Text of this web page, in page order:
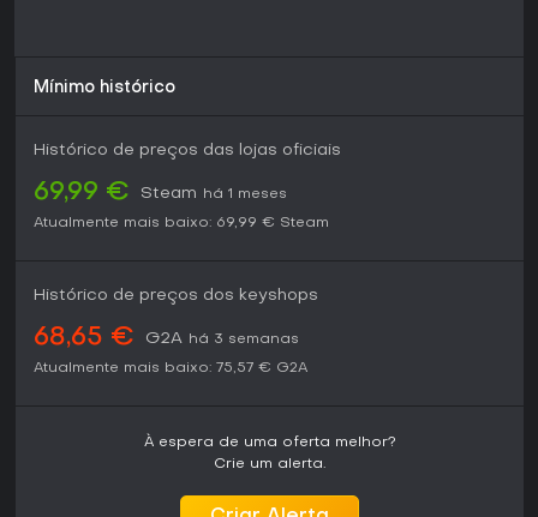
Mínimo histórico
Histórico de preços das lojas oficiais
69,99 € Steam
há 1 meses
Atualmente mais baixo: 69,99 € Steam
Histórico de preços dos keyshops
68,65 € G2A há 3 semanas
Atualmente mais baixo: 75,57 € G2A
À espera de uma oferta melhor?
Crie um alerta.